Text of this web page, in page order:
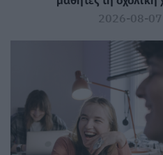
2026-08-